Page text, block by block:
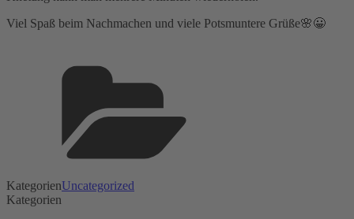
Viel Spaß beim Nachmachen und viele Potsmuntere Grüße🌸😀
KategorienUncategorized
Kategorien